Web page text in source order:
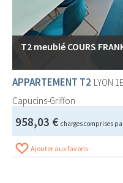
T2 meublé COURS
APPARTEMENT T2 LYON
Capucins-Griffon
958,03 € charges comprises
Ajouter aux favoris